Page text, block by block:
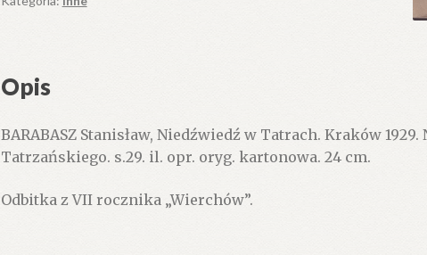
Opis
BARABASZ Stanisław, Niedźwiedź w Tatrach. Kraków
Tatrzańskiego. s.29. il. opr. oryg. kartonowa. 24 cm.
Odbitka z VII rocznika „Wierchów”.